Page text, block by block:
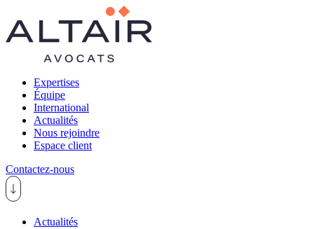
Expertises
Équipe
International
Actualités
Nous rejoindre
Espace client
Contactez-nous
Actualités